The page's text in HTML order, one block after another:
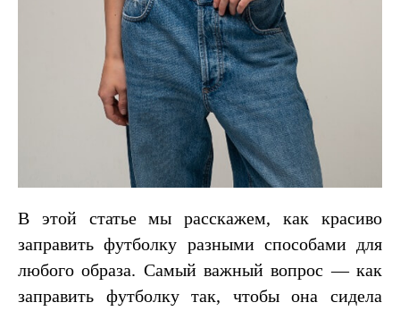
В этой статье мы расскажем, как красиво
заправить футболку разными способами для
любого образа. Самый важный вопрос — как
заправить футболку так, чтобы она сидела